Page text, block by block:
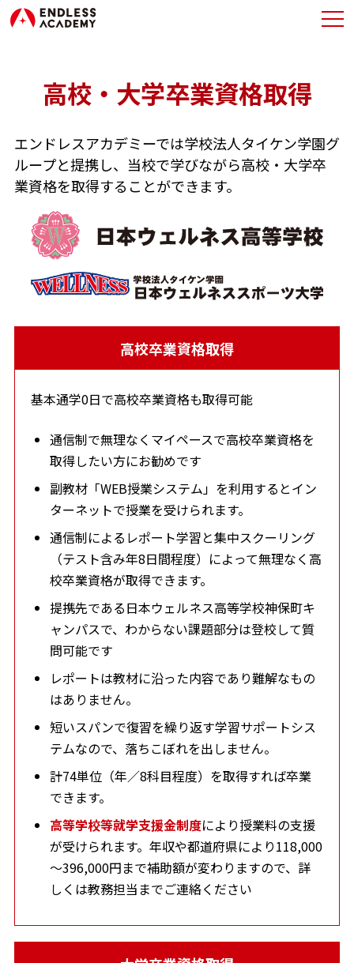
学校案内
パンフレット
入学案内
高校・大学卒業資格取得
エンドレスアカデミーでは学校法人タイケン学園グ
ループと提携し、 当校で学びながら高校・大学卒
業資格を取得することができます。
高校卒業資格取得
基本通学0日で高校卒業資格も取得可能
通信制で無理なくマイペースで高校卒業資格を
取得したい方にお勧めです
副教材「WEB授業システム」を利用するとイン
ターネットで授業を受けられます。
通信制によるレポート学習と集中スクーリング
（テスト含み年8日間程度）によって無理なく高
校卒業資格が取得できます。
提携先である日本ウェルネス高等学校神保町キ
ャンパスで、わからない課題部分は登校して質
問可能です
レポートは教材に沿った内容であり難解なもの
はありません。
短いスパンで復習を繰り返す学習サポートシス
テムなので、落ちこぼれを出しません。
計74単位（年／8科目程度）を取得すれば卒業
できます。
高等学校等就学支援金制度により授業料の支援
が受けられます。年収や都道府県により118,000
～396,000円まで補助額が変わりますので、詳
しくは教務担当までご連絡ください